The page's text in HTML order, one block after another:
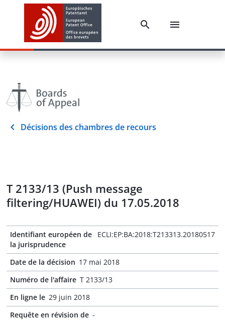
Décisions des chambres de recours
T 2133/13 (Push message
filtering/HUAWEI) du 17.05.2018
Identifiant européen de
la jurisprudence
ECLI:EP:BA:2018:T213313.20180517
Date de la décision 17 mai 2018
Numéro de l'affaire T 2133/13
En ligne le 29 juin 2018
Requête en révision de -